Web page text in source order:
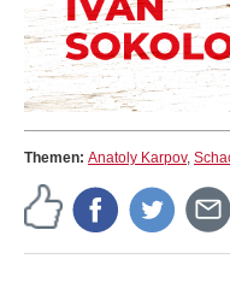
Themen: Anatoly Karpov,